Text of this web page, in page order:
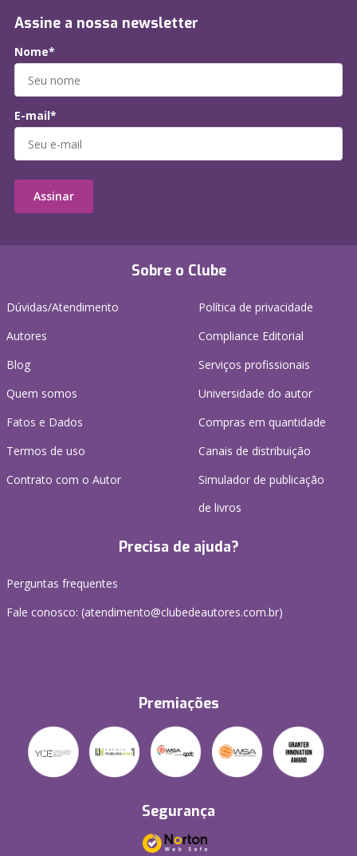
Sobre o Clube
Dúvidas/Atendimento
Autores
Blog
Quem somos
Fatos e Dados
Termos de uso
Contrato com o Autor
Política de privacidade
Compliance Editorial
Serviços profissionais
Universidade do autor
Compras em quantidade
Canais de distribuição
Simulador de publicação
de livros
Precisa de ajuda?
Perguntas frequentes
Fale conosco: (atendimento@clubedeautores.com.br)
Premiações
Segurança
Assine a nossa newsletter
Nome*
E-mail*
Assinar